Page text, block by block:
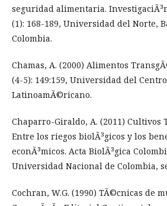
seguridad alimentaria.
(1): 168-189, Universidad del Norte,
Colombia.
Chamas, A. (2000) Alimentos
(4-5): 149:159, Universidad del
LatinoamÃ©ricano.
Chaparro-Giraldo, A. (2011) Cultivos
Entre los riegos biolÃ³gicos y los
econÃ³micos. Acta BiolÃ³gica
Universidad Nacional de Colombia,
Cochran, W.G. (1990) TÃ©cnicas de